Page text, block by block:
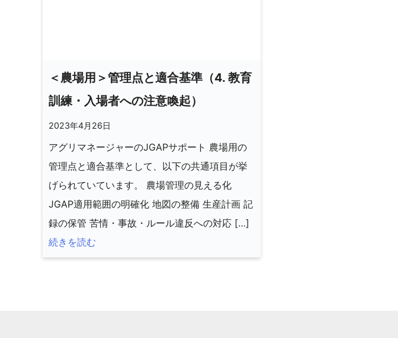
＜農場用＞管理点と適合基準（4. 教育
訓練・入場者への注意喚起）
2023年4月26日
アグリマネージャーのJGAPサポート 農場用の
管理点と適合基準として、以下の共通項目が挙
げられていています。 農場管理の見える化
JGAP適用範囲の明確化 地図の整備 生産計画 記
録の保管 苦情・事故・ルール違反への対応 […]
続きを読む